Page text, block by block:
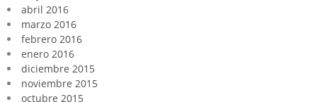
abril 2016
marzo 2016
febrero 2016
enero 2016
diciembre 2015
noviembre 2015
octubre 2015